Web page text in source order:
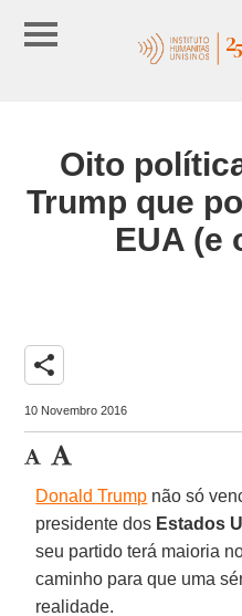
Oito
Trump que
EUA (e
share
10 Novembro 2016
Donald Trump não só
presidente dos Estados
seu partido terá maioria
caminho para que uma
realidade.